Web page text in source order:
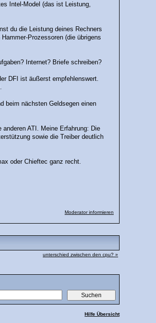
Intel-Model (das ist Leistung,
du die Leistung deines Rechners
Prozessoren (die übrigens
Internet? Briefe schreiben?
DFI ist äußerst empfehlenswert.
beim nächsten Geldsegen einen
ATI. Meine Erfahrung: Die
sowie die Treiber deutlich
oder Chieftec ganz recht.
Moderator informieren
unterschied zwischen den cpu? »
Hilfe Übersicht